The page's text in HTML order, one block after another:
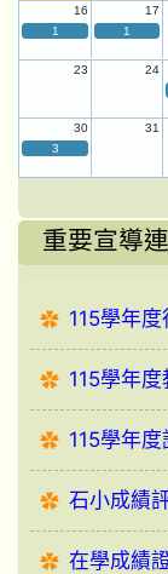
16 17
1
1
23 24
30 31
3
重要宣導
115學年
115學年
115學年
石小成績
在學成績